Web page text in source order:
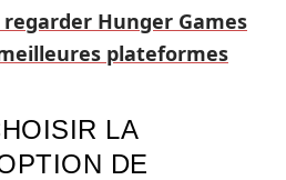
regarder Hunger Games
plateformes
LA
DE